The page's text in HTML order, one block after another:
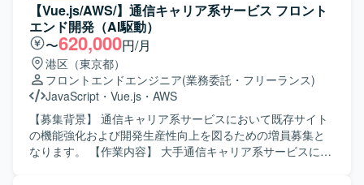
【Vue.js/AWS/】通信キャリア系サービス フロント
エンド開発（AI駆動）
〜620,000円/月
港区（東京都）
フロントエンドエンジニア(業務委託・フリーランス)
JavaScript ・ Vue.js ・ AWS
【募集背景】 通信キャリア系サービスにおいて既存サイト
の機能強化および開発生産性向上を図るための増員募集と
なります。 【作業内容】 大手通信キャリア系サービスにお